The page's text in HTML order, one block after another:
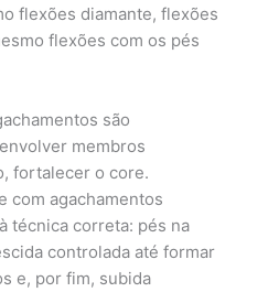
flexões diamante, flexões
flexões com os pés
são
membros
fortalecer o core.
com agachamentos
técnica correta: pés na
controlada até formar
e, por fim, subida